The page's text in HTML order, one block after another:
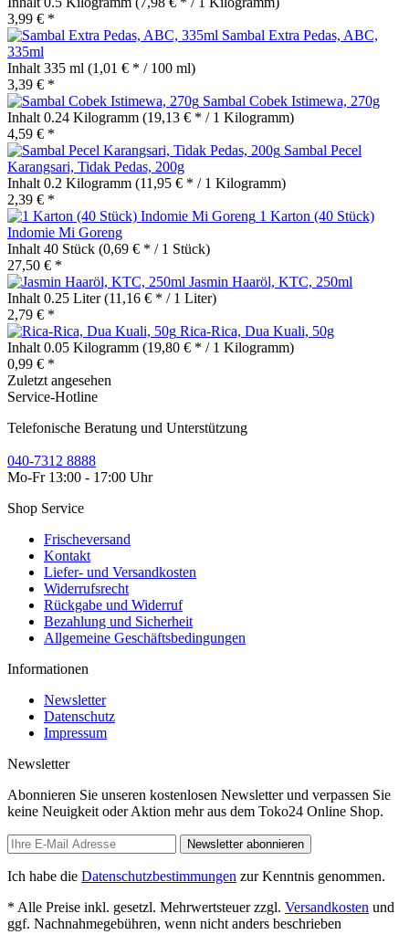
3,99 € *
Sambal Extra Pedas, ABC,
335ml
Inhalt 335 ml (1,01 € * / 100 ml)
3,39 € *
Sambal Cobek Istimewa, 270g
Inhalt 0.24 Kilogramm (19,13 € * / 1 Kilogramm)
4,59 € *
Sambal Pecel
Karangsari, Tidak Pedas, 200g
Inhalt 0.2 Kilogramm (11,95 € * / 1 Kilogramm)
2,39 € *
1 Karton (40 Stück)
Indomie Mi Goreng
Inhalt 40 Stück (0,69 € * / 1 Stück)
27,50 € *
Jasmin Haaröl, KTC, 250ml
Inhalt 0.25 Liter(11,16 € * / 1 Liter)
2,79 € *
Rica-Rica, Dua Kuali, 50g
Inhalt 0.05 Kilogramm (19,80 € * / 1 Kilogramm)
0,99 € *
Zuletzt angesehen
Service-Hotline
Telefonische Beratung und Unterstützung
040-7312 8888
Mo-Fr 13:00 - 17:00 Uhr
Shop Service
Frischeversand
Kontakt
Liefer- und Versandkosten
Widerrufsrecht
Rückgabe und Widerruf
Bezahlung und Sicherheit
Allgemeine Geschäftsbedingungen
Informationen
Newsletter
Datenschutz
Impressum
Newsletter
Abonnieren Sie unseren kostenlosen Newsletter und verpassen Sie
keine Neuigkeit oder Aktion mehr aus dem Toko24 Online Shop.
Newsletter abonnieren
Ich habe die Datenschutzbestimmungen zur Kenntnis genommen.
* Alle Preise inkl. gesetzl. Mehrwertsteuer zzgl. Versandkosten und
ggf. Nachnahmegebühren, wenn nicht anders beschrieben